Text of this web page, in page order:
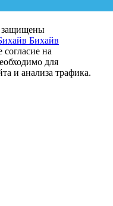
защищены
Бихайв
согласие на
для
и анализа трафика.